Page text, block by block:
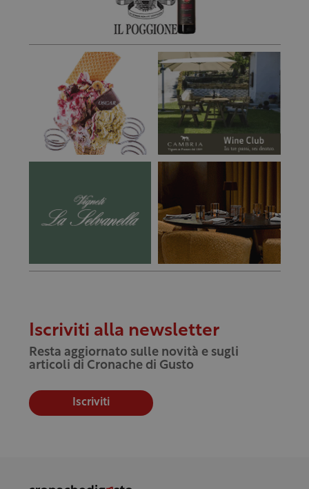
Iscriviti alla newsletter
Resta aggiornato sulle novità e sugli
articoli di Cronache di Gusto
Iscriviti